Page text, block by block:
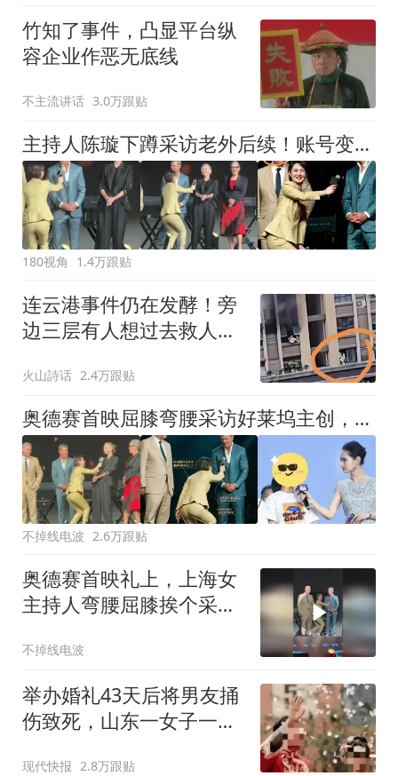
竹知了事件，凸显平台纵
容企业作恶无底线
不主流讲话 3.0万跟贴
主持人陈璇下蹲采访老外后续！账号变私密，老公与女儿照片被扒
180视角 1.4万跟贴
连云港事件仍在发酵！旁
边三层有人想过去救人，
为何消防员没从这个位置
过去营救
火山詩话 2.4万跟贴
奥德赛首映屈膝弯腰采访好莱坞主创，上海女主持人极尽谄媚遭怒批！
不掉线电波 2.6万跟贴
奥德赛首映礼上，上海女
主持人弯腰屈膝挨个采访
不掉线电波
举办婚礼43天后将男友捅
伤致死，山东一女子一审
现代快报 2.8万跟贴